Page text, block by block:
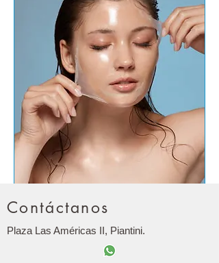
Contáctanos
Plaza Las Américas II, Piantini.